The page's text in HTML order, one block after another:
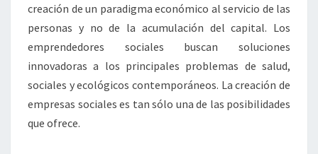
creación de un paradigma económico al servicio de las
personas y no de la acumulación del capital. Los
emprendedores sociales buscan soluciones
innovadoras a los principales problemas de salud,
sociales y ecológicos contemporáneos. La creación de
empresas sociales es tan sólo una de las posibilidades
que ofrece.